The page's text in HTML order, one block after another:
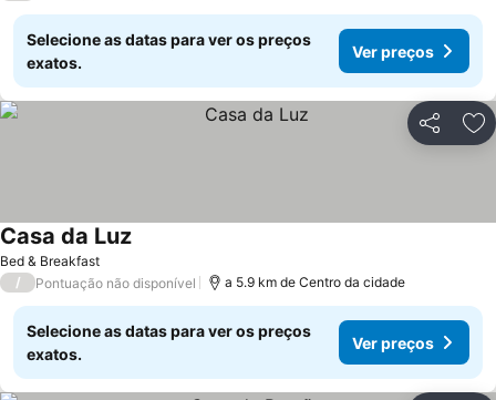
Selecione as datas para ver os preços
exatos.
Ver preços
Partilhar
Bed & Breakfast
Casa da LuzVer preços
/ Pontuação não disponível a 5.9 km de Centro da cidade
Selecione as datas para ver os preços
exatos.
Ver preços